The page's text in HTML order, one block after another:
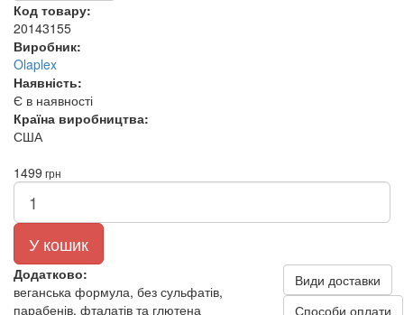
Код товару:
20143155
Виробник:
Olaplex
Наявність:
Є в наявності
Країна виробництва:
США
1499 грн
У кошик
Додатково:
веганська формула, без сульфатів,
парабенів, фталатів та глютена
Види доставки
Способи оплати